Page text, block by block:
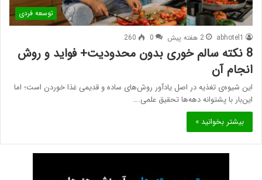
توسعه فردی
abhotel1 2 هفته پیش 0
260
8 نکته سالم خوری بدون محدودیت+ فواید و روش
انجام آن
این شیوه‌ی تغذیه در اصل یادآور روش‌های ساده و قدیمی غذا خوردن است؛ اما
این‌بار با پشتوانه دهه‌ها تحقیق علمی.…
بیشتر بخوانید »